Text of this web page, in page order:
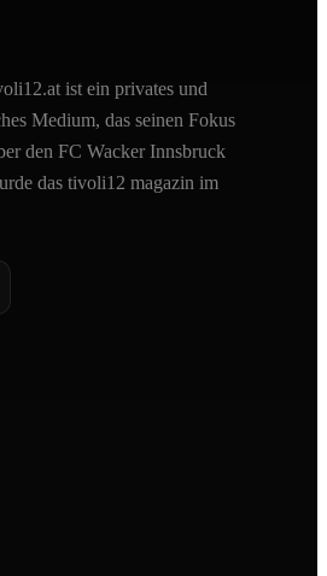
ist ein privates und
Medium, das seinen Fokus
den FC Wacker Innsbruck
das tivoli12 magazin im